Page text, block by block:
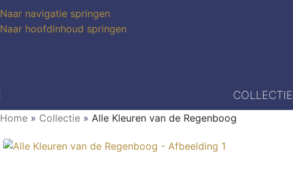
Naar navigatie springen
Naar hoofdinhoud springen
COLLECTIE
Home » Collectie » Alle Kleuren van de Regenboog